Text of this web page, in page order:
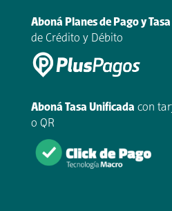
Aboná Planes de Pago y
de Crédito y Débito
Aboná Tasa Unificada con
o QR